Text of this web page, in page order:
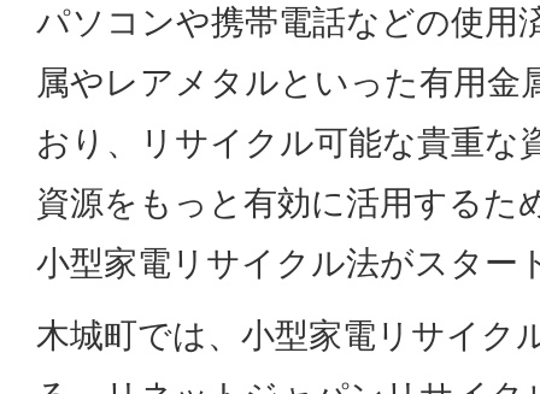
パソコンや携帯電話などの使用
属やレアメタルといった有用金
おり、リサイクル可能な貴重な
資源をもっと有効に活用するた
小型家電リサイクル法がスター
木城町では、小型家電リサイク